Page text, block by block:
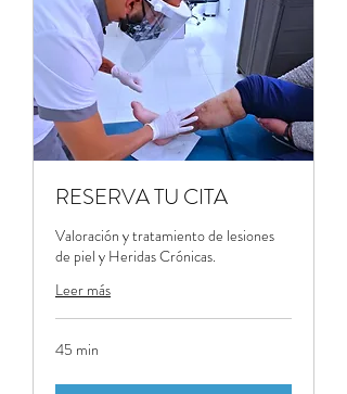
RESERVA TU CITA
Valoración y tratamiento de lesiones
de piel y Heridas Crónicas.
Leer más
45 min